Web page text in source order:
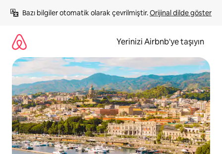
atla
Bazı bilgiler otomatik olarak çevrilmiştir. Orijinal dilde göster
Yerinizi Airbnb'ye taşıyın